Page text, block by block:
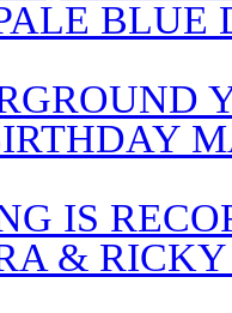
BLUE
IS
&